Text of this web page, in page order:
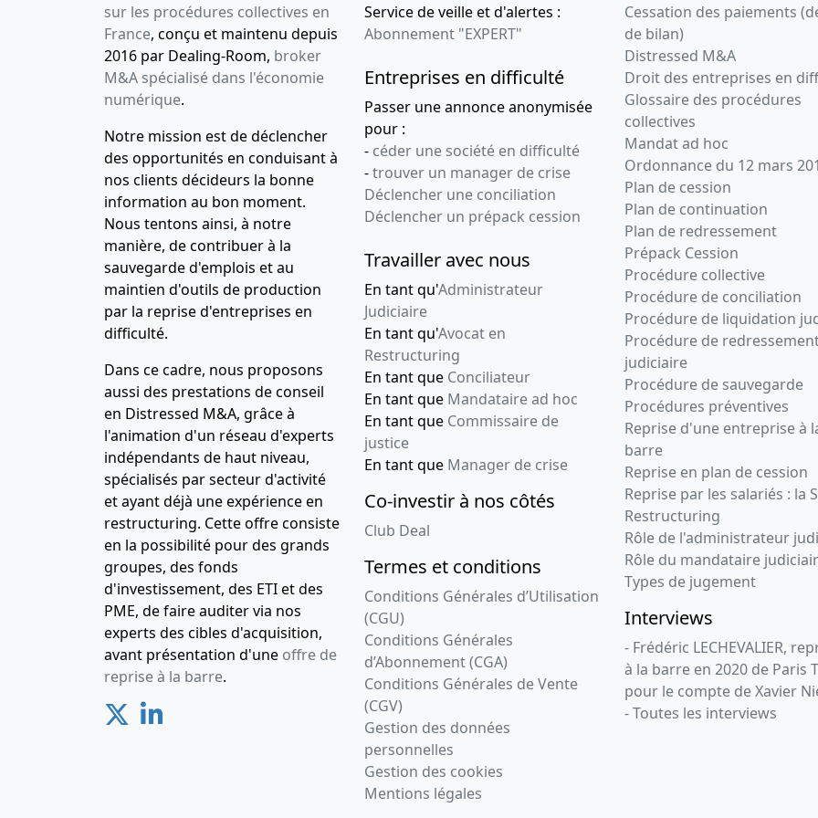
sur les procédures collectives en
France, conçu et maintenu depuis
2016 par Dealing-Room, broker
M&A spécialisé dans l'économie
numérique.
Notre mission est de déclencher
des opportunités en conduisant à
nos clients décideurs la bonne
information au bon moment.
Nous tentons ainsi, à notre
manière, de contribuer à la
sauvegarde d'emplois et au
maintien d'outils de production
par la reprise d'entreprises en
difficulté.
Dans ce cadre, nous proposons
aussi des prestations de conseil
en Distressed M&A, grâce à
l'animation d'un réseau d'experts
indépendants de haut niveau,
spécialisés par secteur d'activité
et ayant déjà une expérience en
restructuring. Cette offre consiste
en la possibilité pour des grands
groupes, des fonds
d'investissement, des ETI et des
PME, de faire auditer via nos
experts des cibles d'acquisition,
avant présentation d'une offre de
reprise à la barre.
Service de veille et d'alertes :
Abonnement "EXPERT"
Entreprises en difficulté
Passer une annonce anonymisée
pour :
- céder une société en difficulté
-trouver un manager de crise
Déclencher une conciliation
Déclencher un prépack cession
Travailler avec nous
En tant qu'Administrateur
Judiciaire
En tant qu'Avocat en
Restructuring
En tant que Conciliateur
En tant que Mandataire ad hoc
En tant que Commissaire de
justice
En tant que Manager de crise
Co-investir à nos côtés
Club Deal
Termes et conditions
Conditions Générales d’Utilisation
(CGU)
Conditions Générales
d’Abonnement (CGA)
Conditions Générales de Vente
(CGV)
Gestion des données
personnelles
Gestion des cookies
Mentions légales
Cessation des paiements
de bilan)
Distressed M&A
Droit des entreprises en
Glossaire des procédures
collectives
Mandat ad hoc
Ordonnance du 12 mars
Plan de cession
Plan de continuation
Plan de redressement
Prépack Cession
Procédure collective
Procédure de conciliation
Procédure de liquidation
Procédure de
judiciaire
Procédure de sauvegarde
Procédures préventives
Reprise d'une entreprise à
barre
Reprise en plan de cession
Reprise par les salariés : la
Restructuring
Rôle de l'administrateur
Rôle du mandataire
Types de jugement
Interviews
- Frédéric LECHEVALIER,
à la barre en 2020 de Paris
pour le compte de Xavier
- Toutes les interviews